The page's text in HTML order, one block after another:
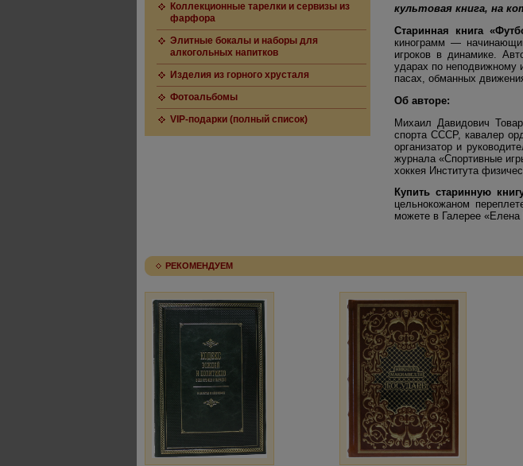
Коллекционные тарелки и сервизы из
фарфора
Элитные бокалы и наборы для
алкогольных напитков
Изделия из горного хрусталя
Фотоальбомы
VIP-подарки (полный список)
культовая книга, на
Старинная книга
кинограмм —
игроков в динамике.
ударах по неподвижному
пасах, обманных
Об авторе:
Михаил Давидович
спорта СССР, кавалер
организатор и
журнала «Спортивные
хоккея Института
Купить старинную
цельнокожаном
можете в Галерее «Елена
РЕКОМЕНДУЕМ